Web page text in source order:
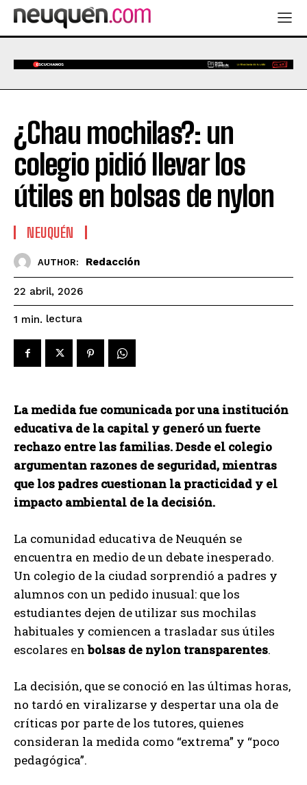
¿Chau mochilas?: un
colegio pidió llevar los
útiles en bolsas de nylon
NEUQUÉN
AUTHOR: Redacción
22 abril, 2026
1 min. lectura
La medida fue comunicada por una institución
educativa de la capital y generó un fuerte
rechazo entre las familias. Desde el colegio
argumentan razones de seguridad, mientras
que los padres cuestionan la practicidad y el
impacto ambiental de la decisión.
La comunidad educativa de Neuquén se
encuentra en medio de un debate inesperado.
Un colegio de la ciudad sorprendió a padres y
alumnos con un pedido inusual: que los
estudiantes dejen de utilizar sus mochilas
habituales y comiencen a trasladar sus útiles
escolares enbolsas de nylon transparentes.
La decisión, que se conoció en las últimas horas,
no tardó en viralizarse y despertar una ola de
críticas por parte de los tutores, quienes
consideran la medida como “extrema” y “poco
pedagógica”.